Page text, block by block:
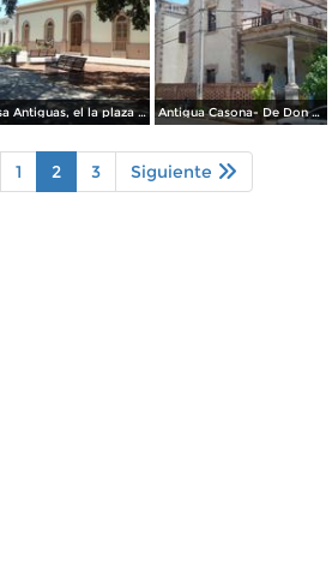
Casa Antiguas, el la plaza de la pistola Antigua Casona- De Don Pedro Albin 1908
1 2 3 Siguiente